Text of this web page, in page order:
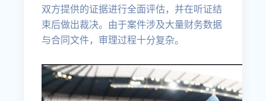
双方提供的证据进行全面评估，并在听证结
束后做出裁决。由于案件涉及大量财务数据
与合同文件，审理过程十分复杂。